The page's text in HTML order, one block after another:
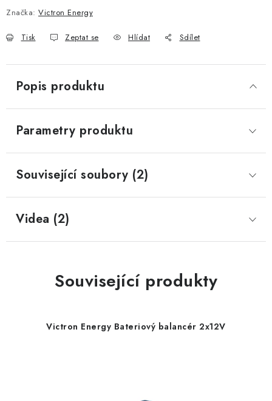
ZPĚTNÝ ODBĚR ELEKTROZAŘÍZENÍ A BATERIÍ
Značka: Victron Energy
Tisk Zeptat se Hlídat Sdílet
Popis produktu
Parametry produktu
Související soubory (2)
Videa (2)
Související produkty
Victron Energy Bateriový balancér 2x12V